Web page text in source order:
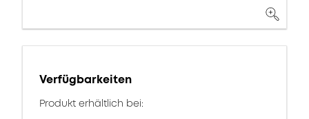
Verfügbarkeiten
Produkt erhältlich bei: